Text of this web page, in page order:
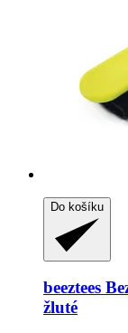
Do košíku
beeztees
žluté